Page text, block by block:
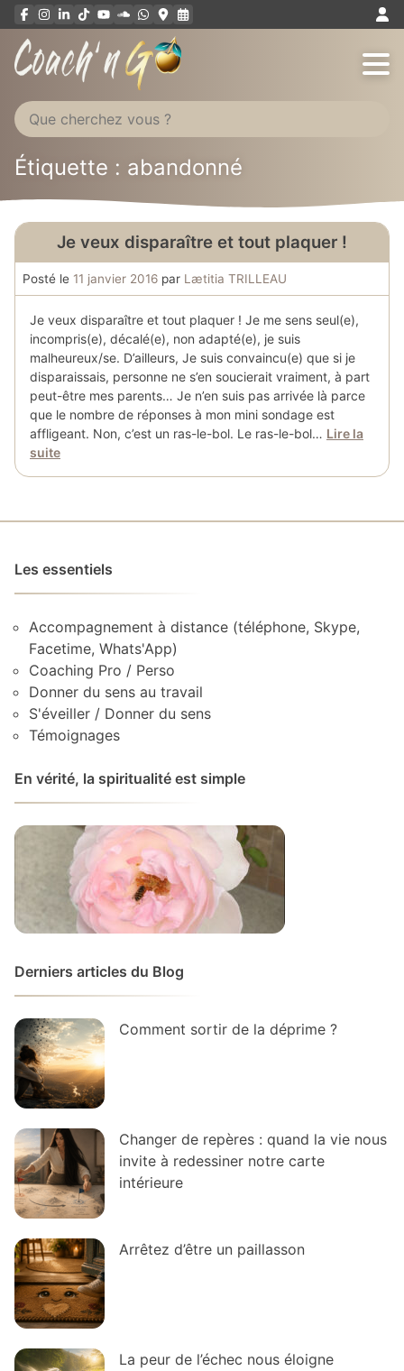
Aller
au
Étiquette : abandonné
Je veux disparaître et tout plaquer !
Posté le 11 janvier 2016 par Lætitia TRILLEAU
Je veux disparaître et tout plaquer ! Je me sens seul(e),
incompris(e), décalé(e), non adapté(e), je suis
malheureux/se. D’ailleurs, Je suis convaincu(e) que si je
disparaissais, personne ne s’en soucierait vraiment, à part
peut-être mes parents… Je n’en suis pas arrivée là parce
que le nombre de réponses à mon mini sondage est
affligeant. Non, c’est un ras-le-bol. Le ras-le-bol… Lire la
suite
Les essentiels
Accompagnement à distance (téléphone, Skype,
Facetime, Whats'App)
Coaching Pro / Perso
Donner du sens au travail
S'éveiller / Donner du sens
Témoignages
En vérité, la spiritualité est simple
Derniers articles du Blog
Comment sortir de la déprime ?
Changer de repères : quand la vie nous
invite à redessiner notre carte
intérieure
Arrêtez d’être un paillasson
La peur de l’échec nous éloigne